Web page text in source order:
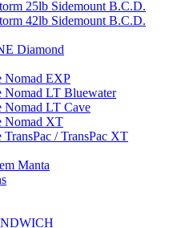
25lb Sidemount B.C.D.
42lb Sidemount B.C.D.
Diamond
Nomad EXP
Nomad LT Bluewater
Nomad LT Cave
Nomad XT
/ TransPac XT
Manta